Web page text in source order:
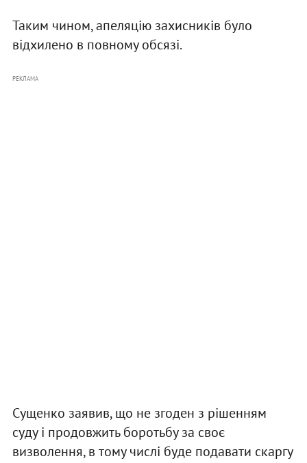
Таким чином, апеляцію захисників було
відхилено в повному обсязі.
РЕКЛАМА
Сущенко заявив, що не згоден з рішенням
суду і продовжить боротьбу за своє
визволення, в тому числі буде подавати скаргу